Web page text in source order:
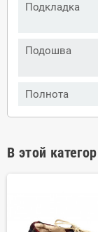
Подкладка
Подошва
Полнота
В этой